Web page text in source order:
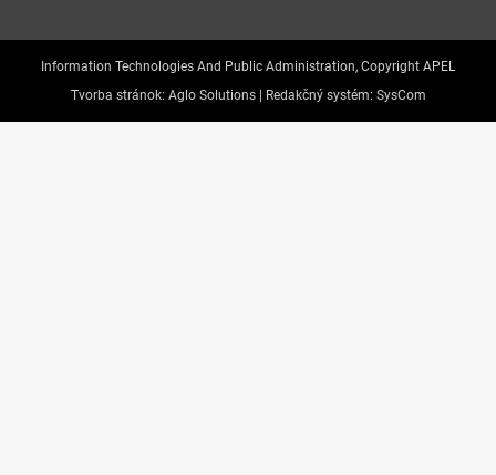
Information Technologies And Public Administration, Copyright APEL
Tvorba stránok: Aglo Solutions | Redakčný systém: SysCom